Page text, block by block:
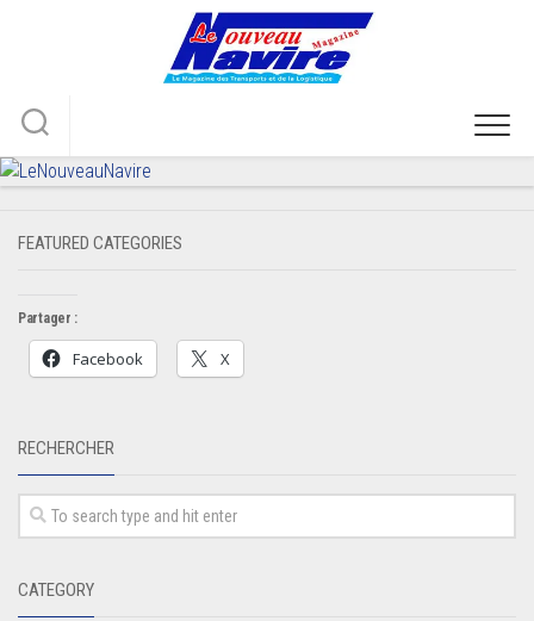
FEATURED CATEGORIES
Partager :
Facebook X
RECHERCHER
CATEGORY